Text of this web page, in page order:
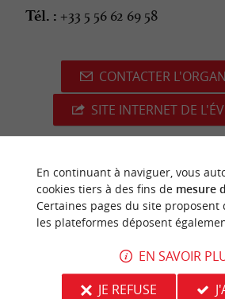
Tél. : +33 5 56 62 69 58
CONTACTER
SITE INTERNET DE
dernière mise à jour :
Source :Sirtaqui -Crédit photo :
En continuant à naviguer, vous
cookies tiers à des fins de mesure
Certaines pages du site proposent
les plateformes déposent
EN SAVOIR
JE REFUSE